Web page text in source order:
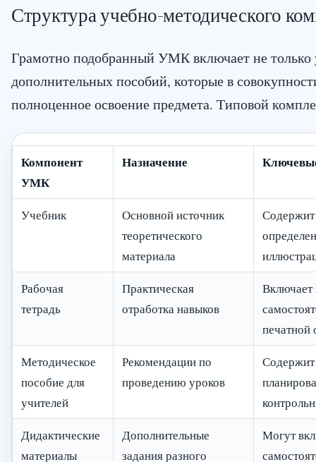
Структура учебно-методического
Грамотно подобранный УМК включает не только
дополнительных пособий, которые в
полноценное освоение предмета. Типовой
Компонент
УМК
Назначение
Учебник
Основной источник
теоретического
материала
Рабочая
тетрадь
Практическая
отработка навыков
Включает
печатной
Методическое
пособие для
учителей
Рекомендации по
проведению уроков
Дидактические
материалы
Дополнительные
задания разного
Могут